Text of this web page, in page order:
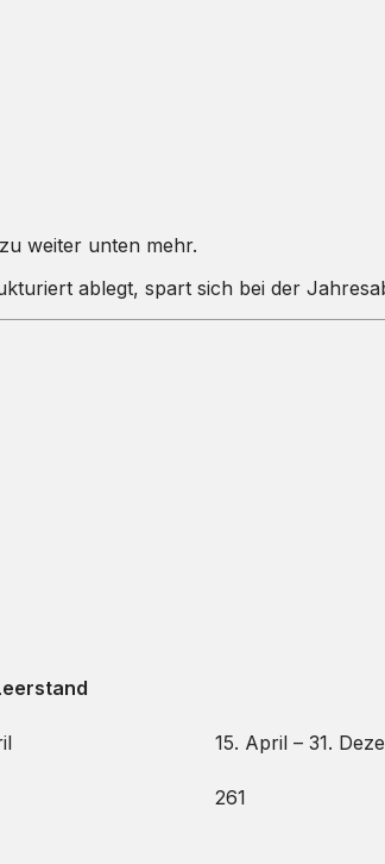
weiter unten mehr.
ablegt, spart sich bei der
15. April – 31.
261